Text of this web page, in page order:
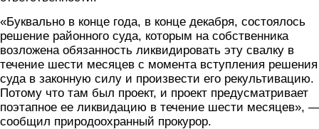
«Буквально в конце года, в конце декабря, состоялось
решение районного суда, которым на собственника
возложена обязанность ликвидировать эту свалку в
течение шести месяцев с момента вступления решения
суда в законную силу и произвести его рекультивацию.
Потому что там был проект, и проект предусматривает
поэтапное ее ликвидацию в течение шести месяцев»,
сообщил природоохранный прокурор.